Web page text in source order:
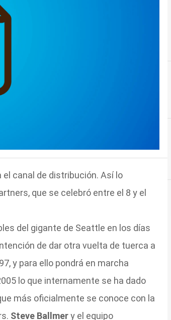
canal de distribución. Así lo
que se celebró entre el 8 y el
del gigante de Seattle en los días
de dar otra vuelta de tuerca a
y para ello pondrá en marcha
lo que internamente se ha dado
más oficialmente se conoce con la
Steve Ballmery el equipo